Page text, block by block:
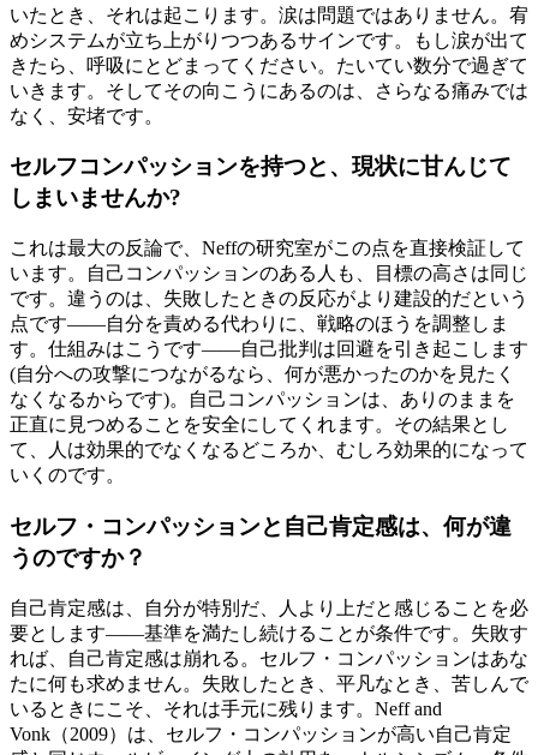
いたとき、それは起こります。涙は問題ではありません。宥
めシステムが立ち上がりつつあるサインです。もし涙が出て
きたら、呼吸にとどまってください。たいてい数分で過ぎて
いきます。そしてその向こうにあるのは、さらなる痛みでは
なく、安堵です。
セルフコンパッションを持つと、現状に甘んじて
しまいませんか?
これは最大の反論で、Neffの研究室がこの点を直接検証して
います。自己コンパッションのある人も、目標の高さは同じ
です。違うのは、失敗したときの反応がより建設的だという
点です——自分を責める代わりに、戦略のほうを調整しま
す。仕組みはこうです——自己批判は回避を引き起こします
(自分への攻撃につながるなら、何が悪かったのかを見たく
なくなるからです)。自己コンパッションは、ありのままを
正直に見つめることを安全にしてくれます。その結果とし
て、人は効果的でなくなるどころか、むしろ効果的になって
いくのです。
セルフ・コンパッションと自己肯定感は、何が違
うのですか？
自己肯定感は、自分が特別だ、人より上だと感じることを必
要とします――基準を満たし続けることが条件です。失敗す
れば、自己肯定感は崩れる。セルフ・コンパッションはあな
たに何も求めません。失敗したとき、平凡なとき、苦しんで
いるときにこそ、それは手元に残ります。Neff and
Vonk（2009）は、セルフ・コンパッションが高い自己肯定